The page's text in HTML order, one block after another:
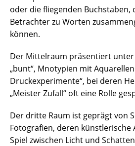
oder die fliegenden Buchstaben,
Betrachter zu Worten
können.
Der Mittelraum präsentiert
„bunt“, Mnotypien mit
Druckexperimente“, bei deren
„Meister Zufall“ oft eine Rolle
Der dritte Raum ist geprägt von
Fotografien, deren künstlerische
Spiel zwischen Licht und